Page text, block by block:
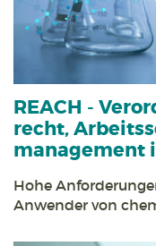
REACH -
recht,
management
Hohe
Anwender von